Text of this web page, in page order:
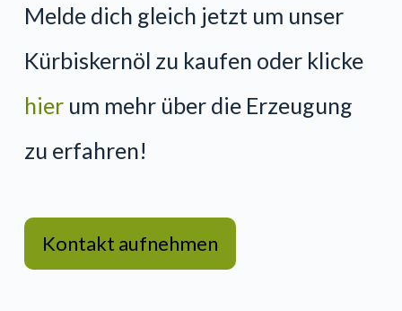
Melde dich gleich jetzt um unser
Kürbiskernöl zu kaufen oder klicke
hierum mehr über die Erzeugung
zu erfahren!
Kontakt aufnehmen